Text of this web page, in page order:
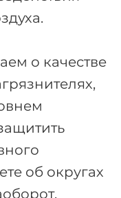
о качестве
об округах